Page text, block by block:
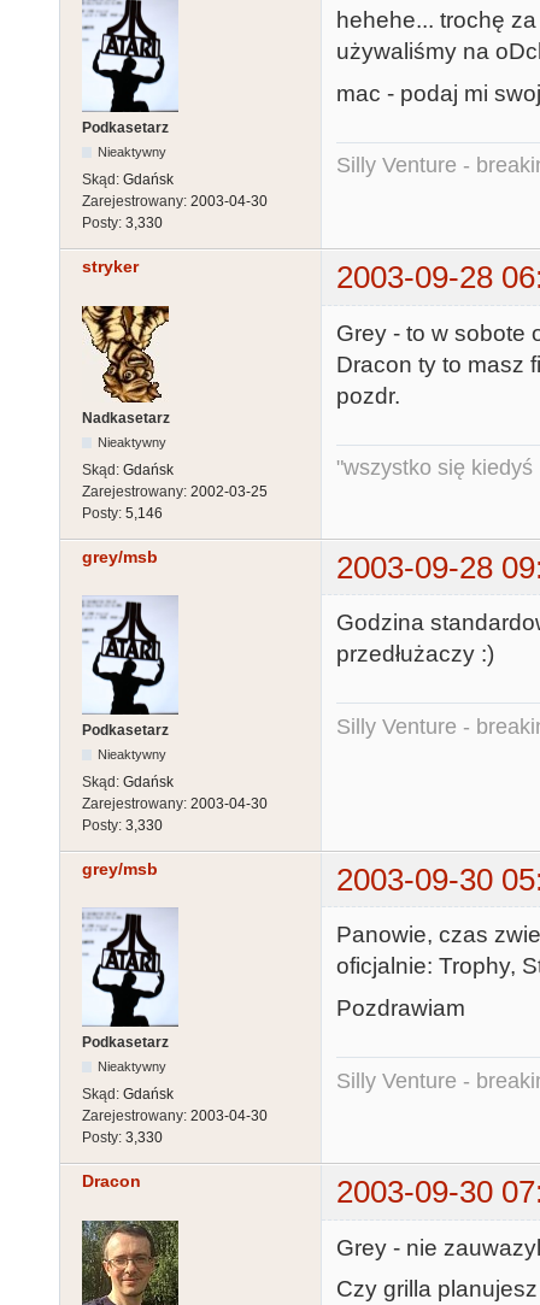
Podkasetarz
Nieaktywny
Skąd: Gdańsk
Zarejestrowany: 2003-04-30
Posty: 3,330
hehehe... trochę
używaliśmy na
mac - podaj mi
Silly Venture -
stryker 2003-09-28
Nadkasetarz
Nieaktywny
Skąd: Gdańsk
Zarejestrowany: 2002-03-25
Posty: 5,146
Grey - to w sobote
Dracon ty to masz
pozdr.
"wszystko się kiedyś
grey/msb 2003-09-28
Podkasetarz
Nieaktywny
Skąd: Gdańsk
Zarejestrowany: 2003-04-30
Posty: 3,330
Godzina
przedłużaczy :)
Silly Venture -
grey/msb 2003-09-30
Podkasetarz
Nieaktywny
Skąd: Gdańsk
Zarejestrowany: 2003-04-30
Posty: 3,330
Panowie, czas
oficjalnie: Trophy,
Pozdrawiam
Silly Venture -
Dracon 2003-09-30
Grey - nie
Czy grilla